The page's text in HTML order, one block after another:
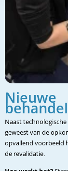
Nieuwe
Naast
geweest van de
opvallend voorbeeld
de revalidatie.